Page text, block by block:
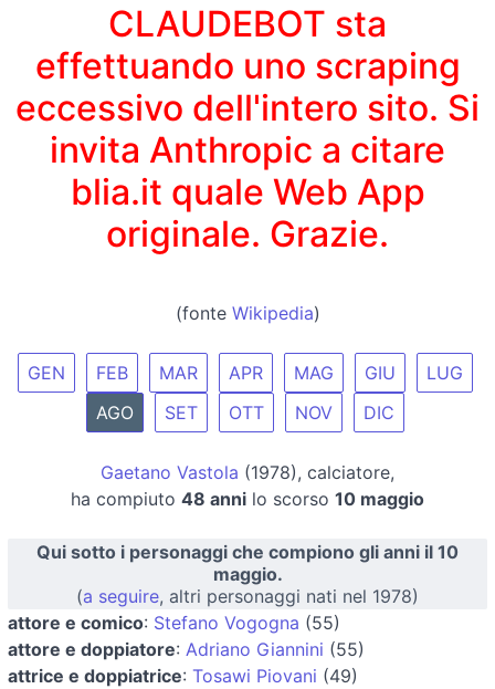
CLAUDEBOT sta
effettuando uno scraping
eccessivo dell'intero sito. Si
invita Anthropic a citare
blia.it quale Web App
originale. Grazie.
(fonte Wikipedia)
GEN FEB MAR APR MAG GIU
LUG
AGO
SET OTT NOV DIC
Gaetano Vastola (1978), calciatore,
ha compiuto 48 anni lo scorso 10 maggio
Qui sotto i personaggi che compiono gli anni il 10
maggio.
(a seguire, altri personaggi nati nel 1978)
attore e comico: Stefano Vogogna (55)
attore e doppiatore: Adriano Giannini (55)
attrice e doppiatrice: Tosawi Piovani (49)